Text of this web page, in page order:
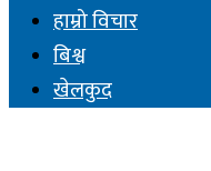
हाम्रो विचार
बिश्व
खेलकुद